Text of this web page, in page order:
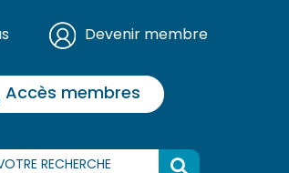
Devenir membre
Accès membres